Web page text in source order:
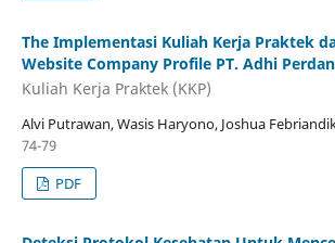
The Implementasi Kuliah Kerja Praktek
Website Company Profile PT. Adhi
Kuliah Kerja Praktek (KKP)
Alvi Putrawan, Wasis Haryono, Joshua
74-79
PDF